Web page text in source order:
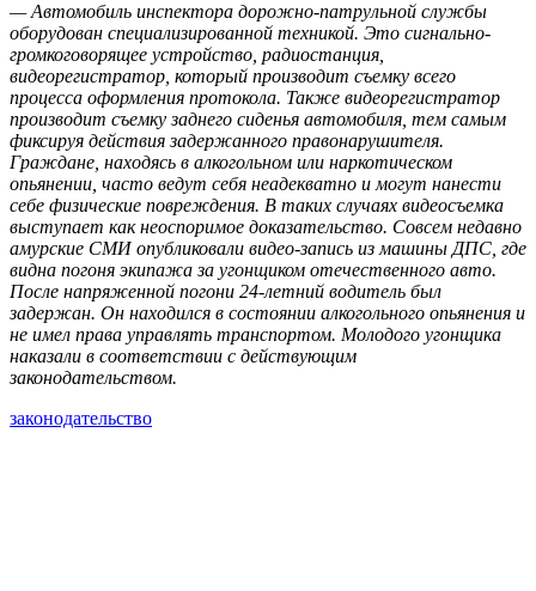
— Автомобиль инспектора дорожно-патрульной службы
оборудован специализированной техникой. Это сигнально-
громкоговорящее устройство, радиостанция,
видеорегистратор, который производит съемку всего
процесса оформления протокола. Также видеорегистратор
производит съемку заднего сиденья автомобиля, тем самым
фиксируя действия задержанного правонарушителя.
Граждане, находясь в алкогольном или наркотическом
опьянении, часто ведут себя неадекватно и могут нанести
себе физические повреждения. В таких случаях видеосъемка
выступает как неоспоримое доказательство. Совсем недавно
амурские СМИ опубликовали видео-запись из машины ДПС, где
видна погоня экипажа за угонщиком отечественного авто.
После напряженной погони 24-летний водитель был
задержан. Он находился в состоянии алкогольного опьянения и
не имел права управлять транспортом. Молодого угонщика
наказали в соответствии с действующим
законодательством.
законодательство